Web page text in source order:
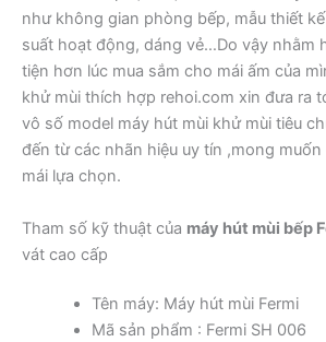
như không gian phòng bếp, mẫu thiết
suất hoạt động, dáng vẻ…Do vậy nhằm
tiện hơn lúc mua sắm cho mái ấm của
khử mùi thích hợp rehoi.com xin đưa ra
vô số model máy hút mùi khử mùi tiêu
đến từ các nhãn hiệu uy tín ,mong
mái lựa chọn.
Tham số kỹ thuật của máy hút mùi bếp
vát cao cấp
Tên máy: Máy hút mùi Fermi
Mã sản phẩm : Fermi SH 006